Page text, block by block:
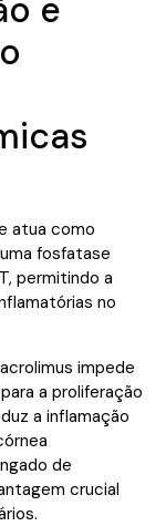
e
atua como
fosfatase
permitindo a
no
impede
a proliferação
a inflamação
de
crucial